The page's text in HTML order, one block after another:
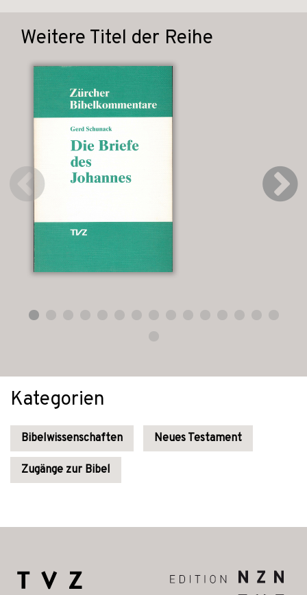
Weitere Titel der Reihe
Kategorien
Bibelwissenschaften Neues Testament
Zugänge zur Bibel